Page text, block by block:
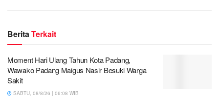
BeritaTerkait
Moment Hari Ulang Tahun Kota Padang,
Wawako Padang Maigus Nasir Besuki Warga
Sakit
SABTU, 08/8/26 | 06:08 WIB